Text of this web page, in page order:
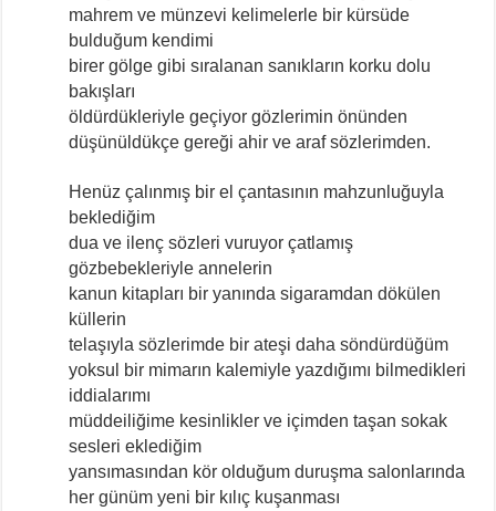
mahrem ve münzevi kelimelerle bir kürsüde
bulduğum kendimi
birer gölge gibi sıralanan sanıkların korku dolu
bakışları
öldürdükleriyle geçiyor gözlerimin önünden
düşünüldükçe gereği ahir ve araf sözlerimden.
Henüz çalınmış bir el çantasının mahzunluğuyla
beklediğim
dua ve ilenç sözleri vuruyor çatlamış
gözbebekleriyle annelerin
kanun kitapları bir yanında sigaramdan dökülen
küllerin
telaşıyla sözlerimde bir ateşi daha söndürdüğüm
yoksul bir mimarın kalemiyle yazdığımı bilmedikleri
iddialarımı
müddeiliğime kesinlikler ve içimden taşan sokak
sesleri eklediğim
yansımasından kör olduğum duruşma salonlarında
her günüm yeni bir kılıç kuşanması